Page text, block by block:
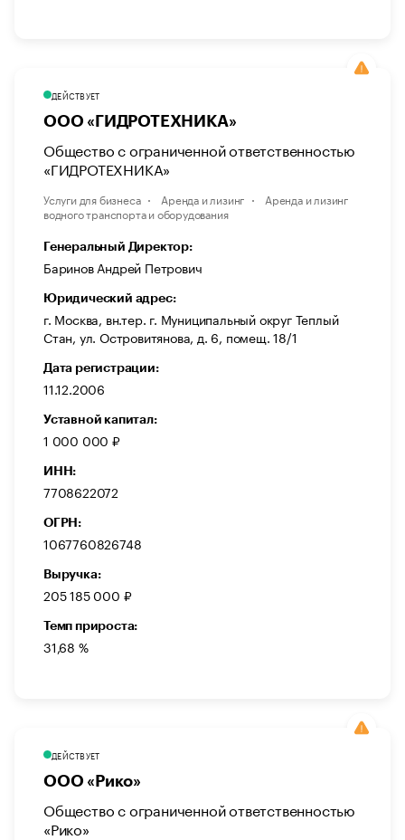
ДЕЙСТВУЕТ
ООО «ГИДРОТЕХНИКА»
Общество с ограниченной ответственностью
«ГИДРОТЕХНИКА»
Услуги для бизнеса Аренда и лизинг
Аренда и лизинг
водного транспорта и оборудования
Генеральный Директор:
Баринов Андрей Петрович
Юридический адрес:
г. Москва, вн.тер. г. Муниципальный округ Теплый
Стан, ул. Островитянова, д. 6, помещ. 18/1
Дата регистрации:
11.12.2006
Уставной капитал:
1 000 000 ₽
ИНН:
7708622072
ОГРН:
1067760826748
Выручка:
205 185 000 ₽
Темп прироста:
31,68 %
ДЕЙСТВУЕТ
ООО «Рико»
Общество с ограниченной ответственностью
«Рико»